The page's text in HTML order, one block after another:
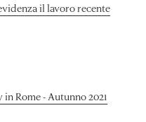
il lavoro recente
Rome - Autunno 2021